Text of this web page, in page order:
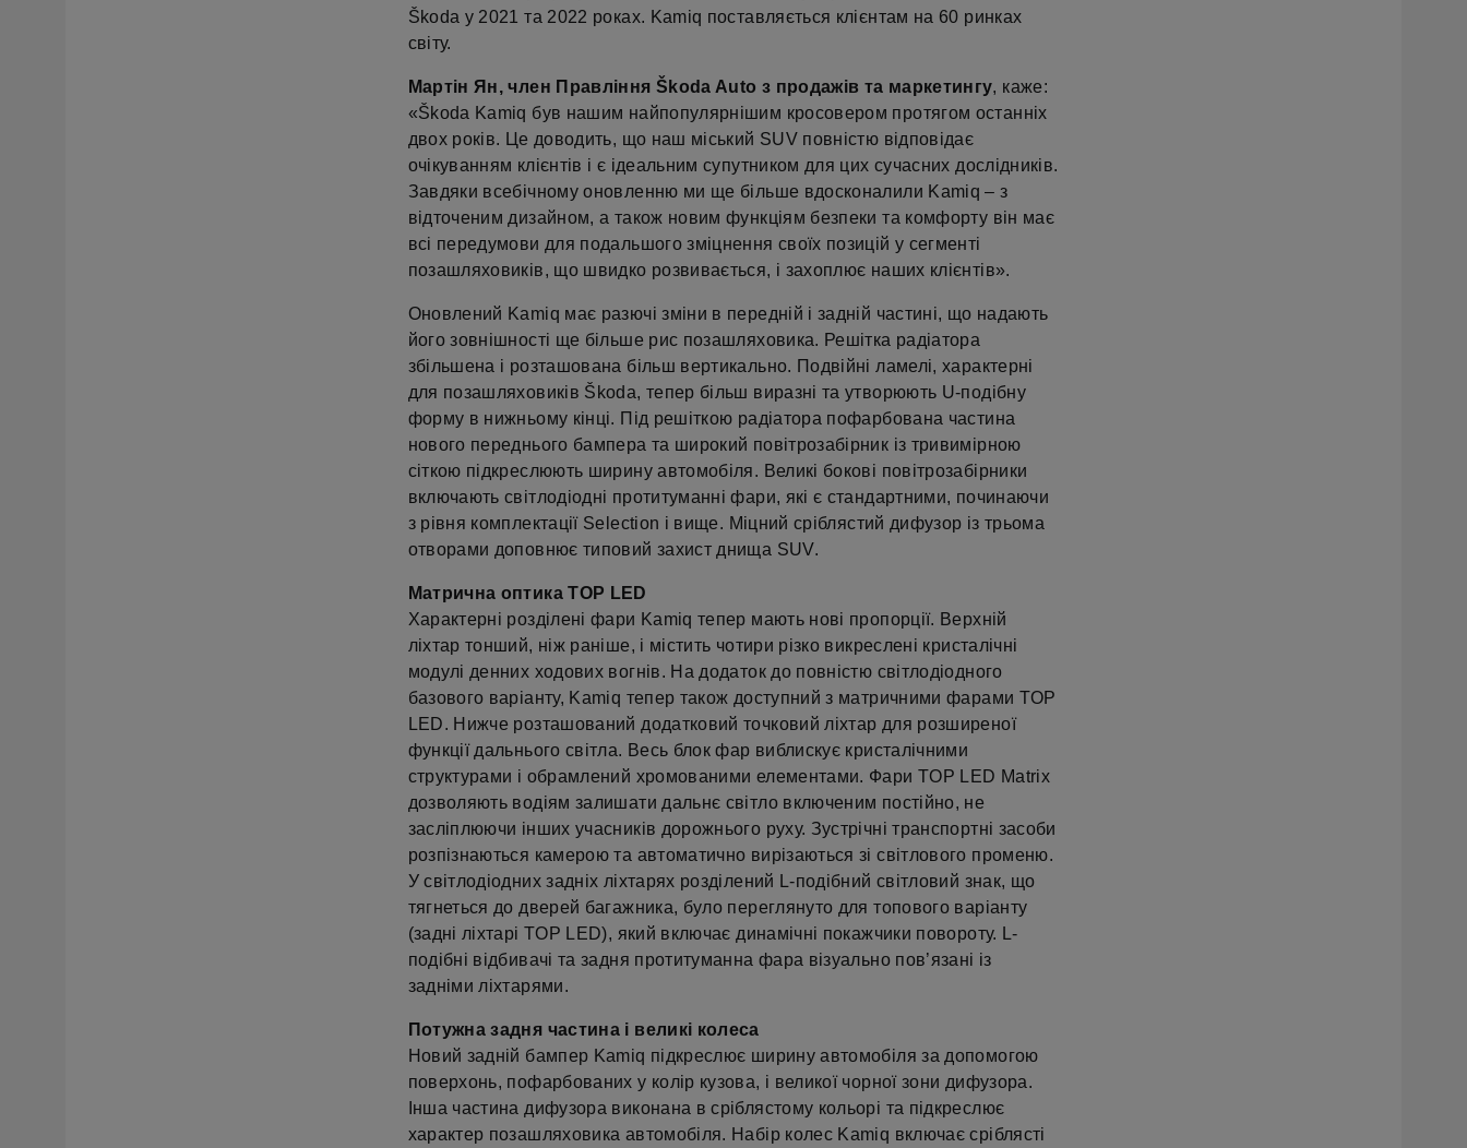
Škoda у 2021 та 2022 роках. Kamiq поставляється клієнтам на 60 ринках
світу.
Мартін Ян, член Правління Škoda Auto з продажів та маркетингу, каже:
«Škoda Kamiq був нашим найпопулярнішим кросовером протягом останніх
двох років. Це доводить, що наш міський SUV повністю відповідає
очікуванням клієнтів і є ідеальним супутником для цих сучасних дослідників.
Завдяки всебічному оновленню ми ще більше вдосконалили Kamiq – з
відточеним дизайном, а також новим функціям безпеки та комфорту він має
всі передумови для подальшого зміцнення своїх позицій у сегменті
позашляховиків, що швидко розвивається, і захоплює наших клієнтів».
Оновлений Kamiq має разючі зміни в передній і задній частині, що надають
його зовнішності ще більше рис позашляховика. Решітка радіатора
збільшена і розташована більш вертикально. Подвійні ламелі, характерні
для позашляховиків Škoda, тепер більш виразні та утворюють U-подібну
форму в нижньому кінці. Під решіткою радіатора пофарбована частина
нового переднього бампера та широкий повітрозабірник із тривимірною
сіткою підкреслюють ширину автомобіля. Великі бокові повітрозабірники
включають світлодіодні протитуманні фари, які є стандартними, починаючи
з рівня комплектації Selection і вище. Міцний сріблястий дифузор із трьома
отворами доповнює типовий захист днища SUV.
Матрична оптика TOP LED
Характерні розділені фари Kamiq тепер мають нові пропорції. Верхній
ліхтар тонший, ніж раніше, і містить чотири різко викреслені кристалічні
модулі денних ходових вогнів. На додаток до повністю світлодіодного
базового варіанту, Kamiq тепер також доступний з матричними фарами TOP
LED. Нижче розташований додатковий точковий ліхтар для розширеної
функції дальнього світла. Весь блок фар виблискує кристалічними
структурами і обрамлений хромованими елементами. Фари TOP LED Matrix
дозволяють водіям залишати дальнє світло включеним постійно, не
засліплюючи інших учасників дорожнього руху. Зустрічні транспортні засоби
розпізнаються камерою та автоматично вирізаються зі світлового променю.
У світлодіодних задніх ліхтарях розділений L-подібний світловий знак, що
тягнеться до дверей багажника, було переглянуто для топового варіанту
(задні ліхтарі TOP LED), який включає динамічні покажчики повороту. L-
подібні відбивачі та задня протитуманна фара візуально пов’язані із
задніми ліхтарями.
Потужна задня частина і великі колеса
Новий задній бампер Kamiq підкреслює ширину автомобіля за допомогою
поверхонь, пофарбованих у колір кузова, і великої чорної зони дифузора.
Інша частина дифузора виконана в сріблястому кольорі та підкреслює
характер позашляховика автомобіля. Набір колес Kamiq включає сріблясті